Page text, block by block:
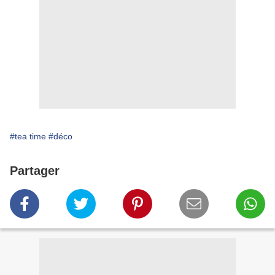
#tea time #déco
Partager